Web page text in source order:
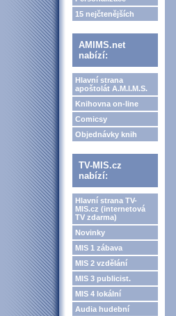
15 nejčtenějších
AMIMS.net
nabízí:
Hlavní strana
apoštolát A.M.I.M.S.
Knihovna on-line
Comicsy
Objednávky knih
TV-MIS.cz
nabízí:
Hlavní strana TV-
MIS.cz (internetová
TV zdarma)
Novinky
MIS 1 zábava
MIS 2 vzdělání
MIS 3 publicist.
MIS 4 lokální
Audia hudební